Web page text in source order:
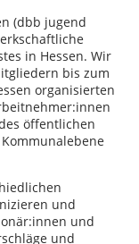
(dbb jugend
in Hessen. Wir
bis zum
organisierten
öffentlichen
und
und
und